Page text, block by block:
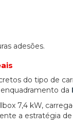
adesões.
do tipo de
da
7,4 kW,
a estratégia